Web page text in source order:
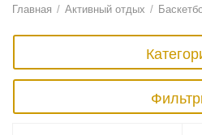
Главная / Активный отдых /